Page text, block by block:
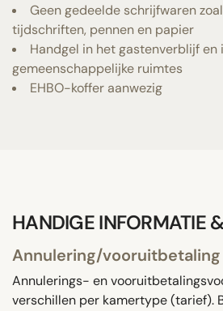
Geen gedeelde schrijfwaren
tijdschriften, pennen en papier
Handgel in het gastenverblijf en
gemeenschappelijke ruimtes
EHBO-koffer aanwezig
HANDIGE INFORMATIE
Annulering/vooruitbetaling
Annulerings- en
verschillen per kamertype (tarief).